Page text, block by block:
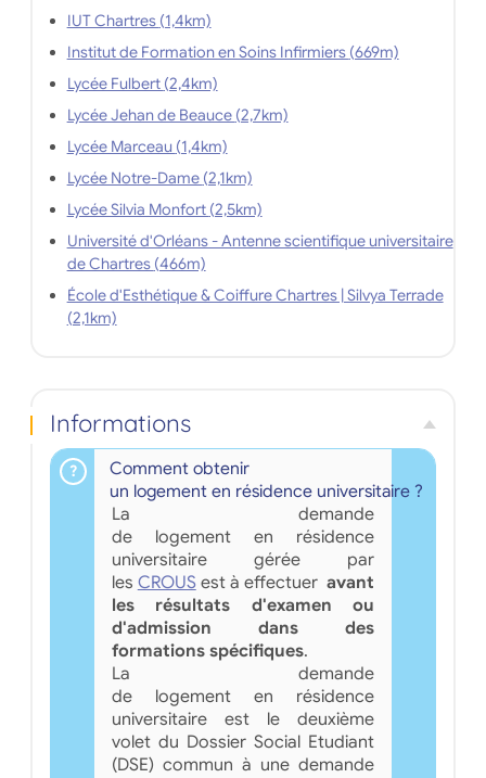
IUT Chartres (1,4km)
Institut de Formation en Soins Infirmiers (669m)
Lycée Fulbert (2,4km)
Lycée Jehan de Beauce (2,7km)
Lycée Marceau (1,4km)
Lycée Notre-Dame (2,1km)
Lycée Silvia Monfort (2,5km)
Université d'Orléans - Antenne scientifique universitaire
de Chartres (466m)
École d'Esthétique & Coiffure Chartres | Silvya Terrade
(2,1km)
Informations
Comment obtenir
un logement en résidence universitaire ?
La demande
de logement en résidence
universitaire gérée par
les CROUSest à effectueravant
les résultats d'examen ou
d'admission dans des
formations spécifiques.
La demande
de logement en résidence
universitaire est le deuxième
volet du Dossier Social Etudiant
(DSE) commun à une demande